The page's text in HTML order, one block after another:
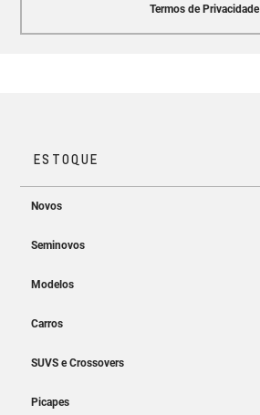
Termos de Privacidade